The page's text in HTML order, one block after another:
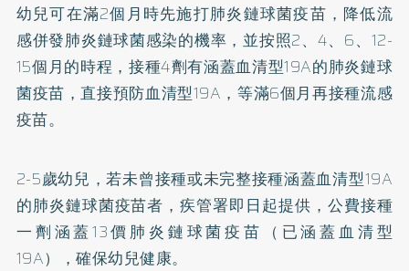
幼兒可在滿2個月時先施打肺炎鏈球菌疫苗，降低流
感併發肺炎鏈球菌感染的機率，並按照2、4、6、12-
15個月的時程，接種4劑有涵蓋血清型19A的肺炎鏈球
菌疫苗，直接預防血清型19A，等滿6個月再接種流感
疫苗。
2-5歲幼兒，若未曾接種或未完整接種涵蓋血清型19A
的肺炎鏈球菌疫苗者，疾管署即日起提供，公費接種
一劑涵蓋13價肺炎鏈球菌疫苗（已涵蓋血清型
19A），確保幼兒健康。